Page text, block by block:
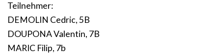
Teilnehmer:
DEMOLIN Cedric, 5B
DOUPONA Valentin, 7B
MARIC Filip, 7b